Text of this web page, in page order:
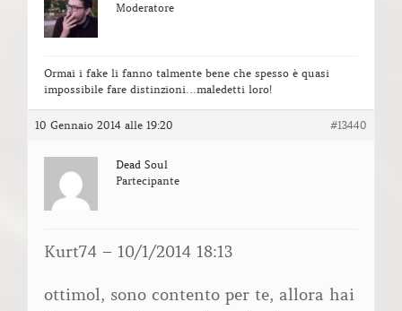
Moderatore
Ormai i fake li fanno talmente bene che spesso è quasi
impossibile fare distinzioni…maledetti loro!
10 Gennaio 2014 alle 19:20 #13440
Dead Soul
Partecipante
Kurt74 – 10/1/2014 18:13
ottimol, sono contento per te, allora hai